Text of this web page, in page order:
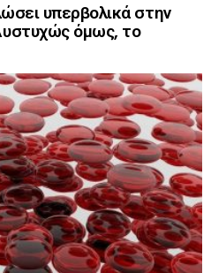
υπερβολικά στην
όμως, το